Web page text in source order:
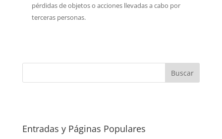
pérdidas de objetos o acciones llevadas a cabo por
terceras personas.
Entradas y Páginas Populares